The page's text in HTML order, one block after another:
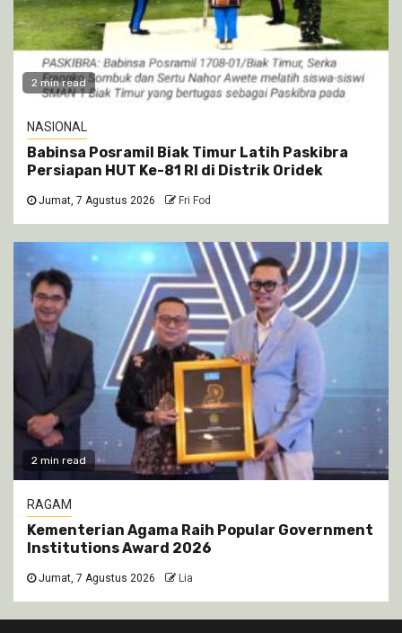
2 min read
NASIONAL
Babinsa Posramil Biak Timur Latih Paskibra
Persiapan HUT Ke-81 RI di Distrik Oridek
Jumat, 7 Agustus 2026 Fri Fod
2 min read
RAGAM
Kementerian Agama Raih Popular Government
Institutions Award 2026
Jumat, 7 Agustus 2026 Lia